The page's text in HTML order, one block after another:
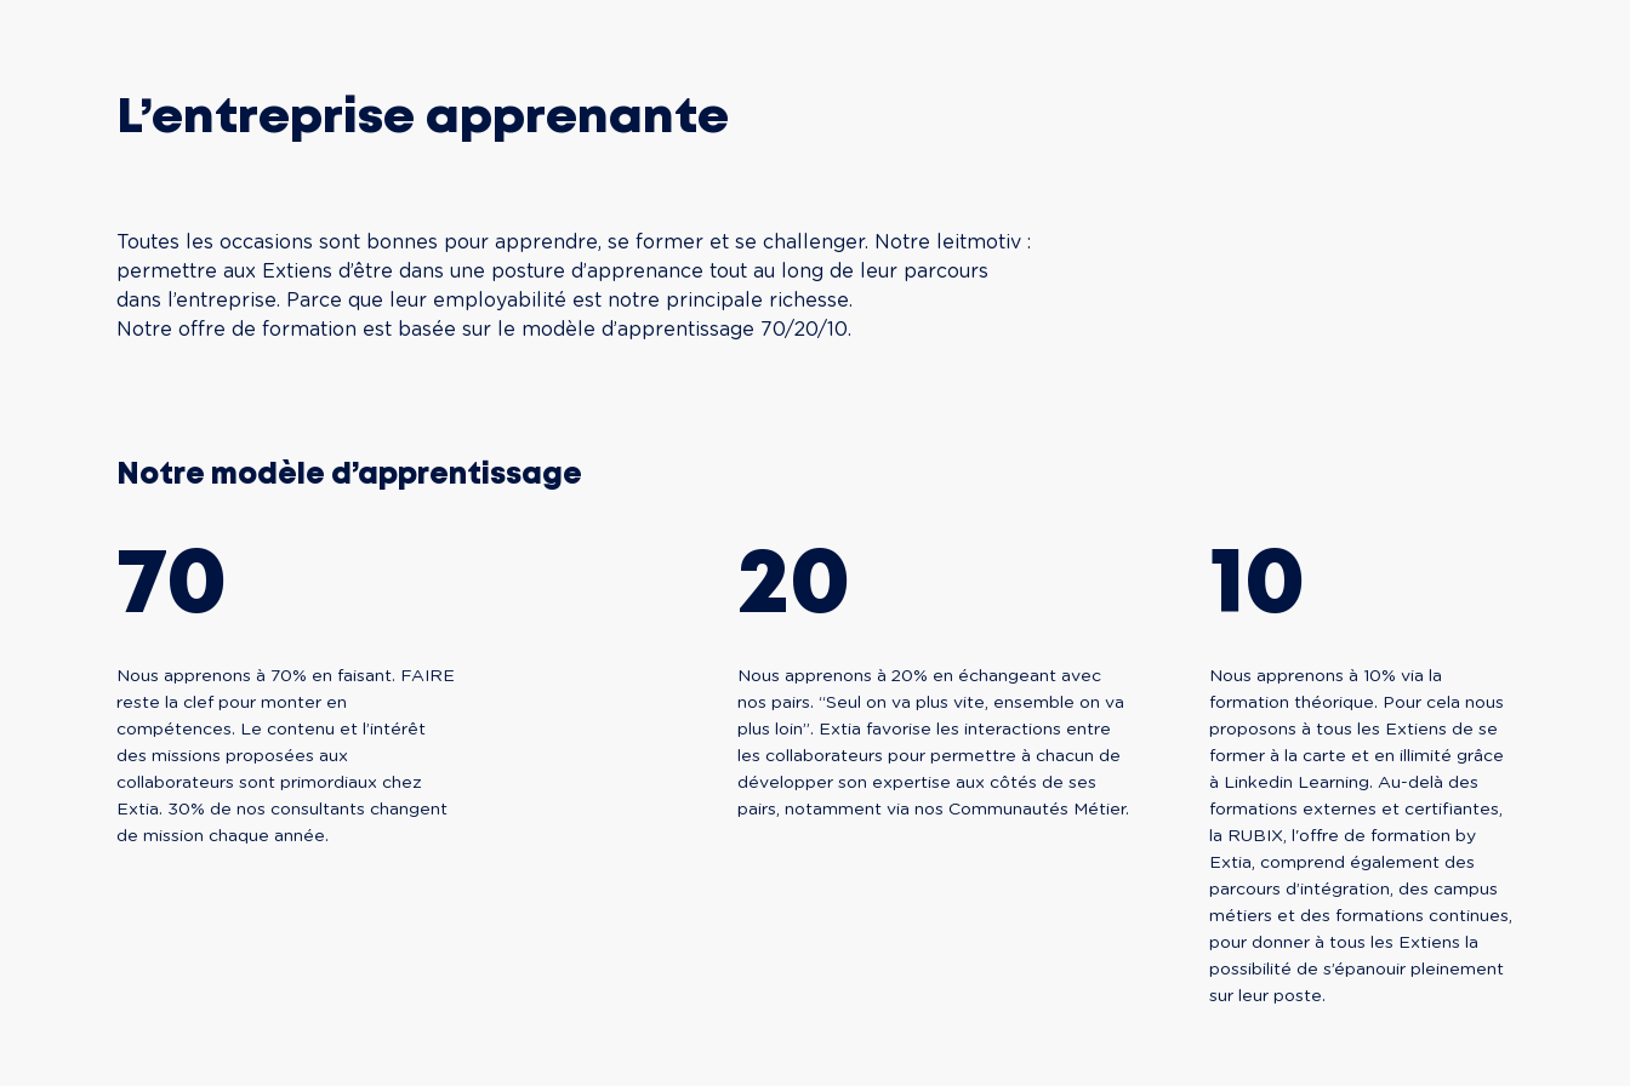
L’entreprise apprenante
Toutes les occasions sont bonnes pour apprendre, se former et se challenger. Notre leitmotiv :
permettre aux Extiens d’être dans une posture d’apprenance tout au long de leur parcours
dans l’entreprise. Parce que leur employabilité est notre principale richesse.
Notre offre de formation est basée sur le modèle d’apprentissage 70/20/10.
Notre modèle d’apprentissage
70
Nous apprenons à 70% en faisant. FAIRE
reste la clef pour monter en
compétences. Le contenu et l’intérêt
des missions proposées aux
collaborateurs sont primordiaux chez
Extia. 30% de nos consultants changent
de mission chaque année.
20
Nous apprenons à 20% en échangeant avec
nos pairs. “Seul on va plus vite, ensemble on va
plus loin”. Extia favorise les interactions entre
les collaborateurs pour permettre à chacun de
développer son expertise aux côtés de ses
pairs, notamment via nos Communautés Métier.
10
Nous apprenons à 10% via la
formation théorique. Pour cela nous
proposons à tous les Extiens de se
former à la carte et en illimité grâce
à Linkedin Learning. Au-delà des
formations externes et certifiantes,
la RUBIX, l'offre de formation by
Extia, comprend également des
parcours d’intégration, des campus
métiers et des formations continues,
pour donner à tous les Extiens la
possibilité de s’épanouir pleinement
sur leur poste.